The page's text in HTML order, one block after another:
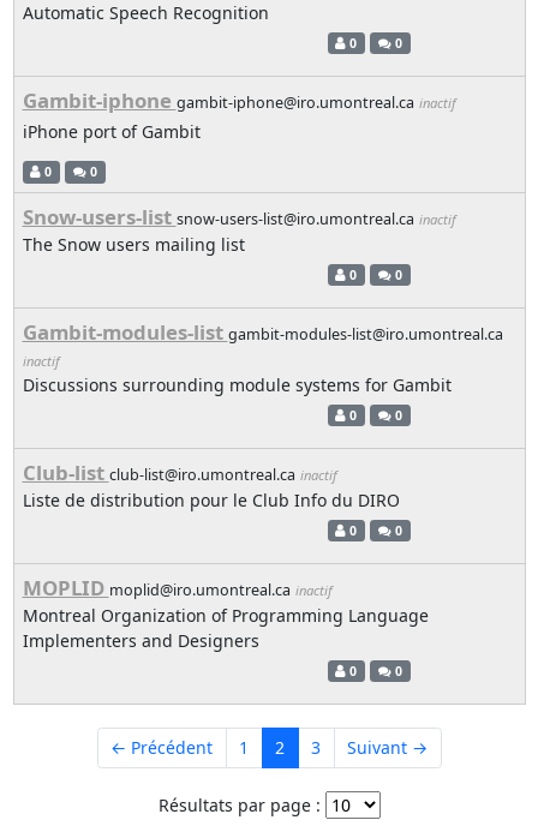
Automatic Speech Recognition
0 0
Gambit-iphone gambit-iphone@iro.umontreal.ca inactif
iPhone port of Gambit
0 0
Snow-users-list snow-users-list@iro.umontreal.ca inactif
The Snow users mailing list
0 0
Gambit-modules-list gambit-modules-list@iro.umontreal.ca
inactif
Discussions surrounding module systems for Gambit
0 0
Club-list club-list@iro.umontreal.ca inactif
Liste de distribution pour le Club Info du DIRO
0 0
MOPLID moplid@iro.umontreal.ca inactif
Montreal Organization of Programming Language
Implementers and Designers
0 0
← Précédent 1 2 3 Suivant →
Résultats par page :